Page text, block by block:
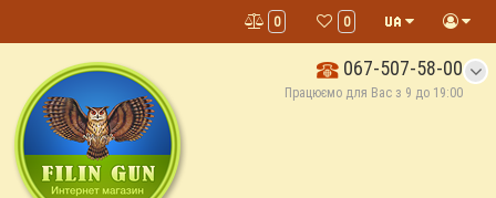
0
0
067-507-58-00
Працюємо для Вас з 9 до 19:00